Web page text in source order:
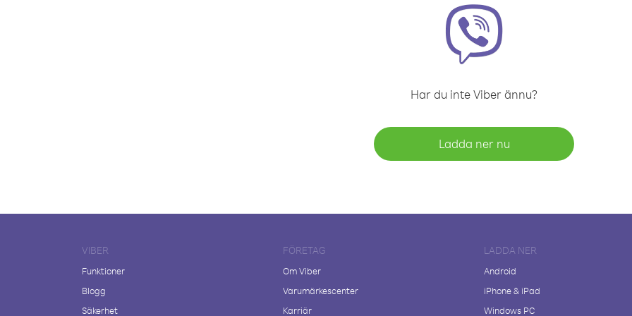
Har du inte Viber ännu?
Ladda ner nu
VIBER
Funktioner
Blogg
Säkerhet
FÖRETAG
Om Viber
Varumärkescenter
Karriär
LADDA NER
Android
iPhone & iPad
Windows PC